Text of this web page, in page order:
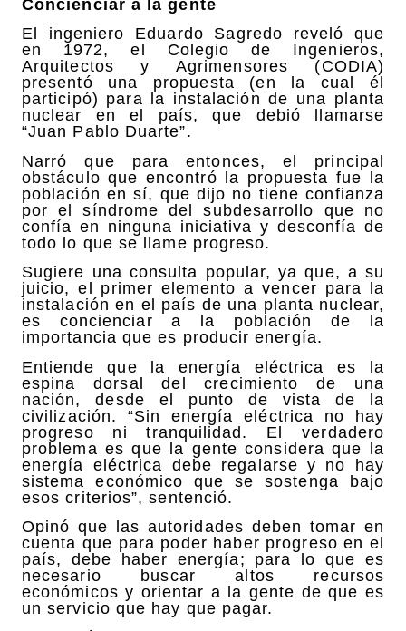
Concienciar a la gente
El ingeniero Eduardo Sagredo reveló que
en 1972, el Colegio de Ingenieros,
Arquitectos y Agrimensores (CODIA)
presentó una propuesta (en la cual él
participó) para la instalación de una planta
nuclear en el país, que debió llamarse
“Juan Pablo Duarte”.
Narró que para entonces, el principal
obstáculo que encontró la propuesta fue la
población en sí, que dijo no tiene confianza
por el síndrome del subdesarrollo que no
confía en ninguna iniciativa y desconfía de
todo lo que se llame progreso.
Sugiere una consulta popular, ya que, a su
juicio, el primer elemento a vencer para la
instalación en el país de una planta nuclear,
es concienciar a la población de la
importancia que es producir energía.
Entiende que la energía eléctrica es la
espina dorsal del crecimiento de una
nación, desde el punto de vista de la
civilización. “Sin energía eléctrica no hay
progreso ni tranquilidad. El verdadero
problema es que la gente considera que la
energía eléctrica debe regalarse y no hay
sistema económico que se sostenga bajo
esos criterios”, sentenció.
Opinó que las autoridades deben tomar en
cuenta que para poder haber progreso en el
país, debe haber energía; para lo que es
necesario buscar altos recursos
económicos y orientar a la gente de que es
un servicio que hay que pagar.